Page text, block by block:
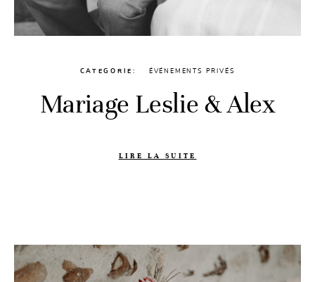
CATEGORIE ÉVÉNEMENTS PRIVÉS
Mariage Leslie & Alex
LIRE LA SUITE